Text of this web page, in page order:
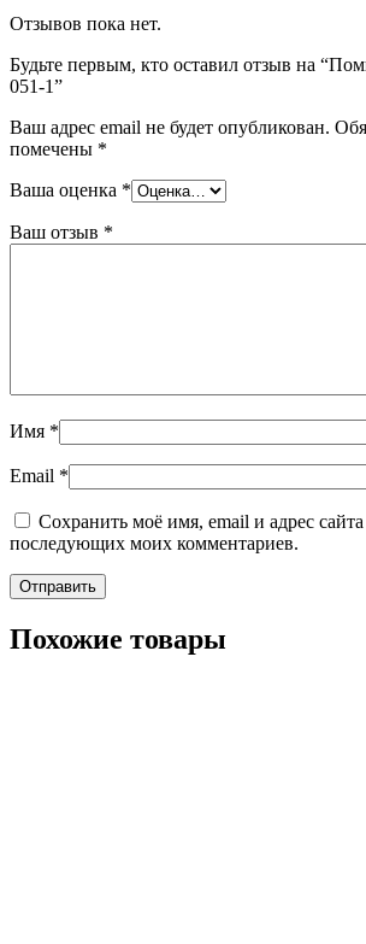
Отзывов пока нет.
Будьте первым, кто оставил отзыв на
051-1”
Ваш адрес email не будет опубликован.
помечены *
Ваша оценка *
Ваш отзыв *
Имя *
Email *
Сохранить моё имя, email и адрес сайта
последующих моих комментариев.
Похожие товары